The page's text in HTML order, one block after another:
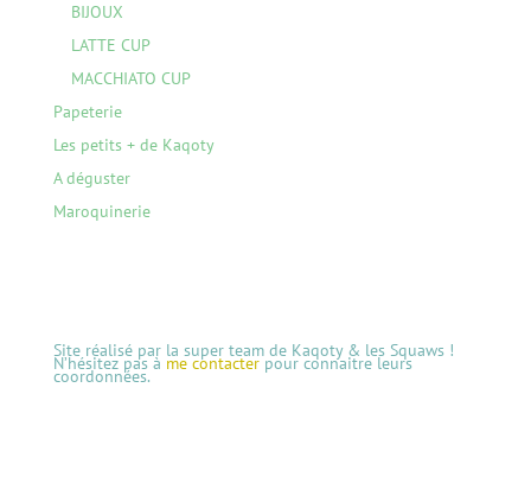
BIJOUX
LATTE CUP
MACCHIATO CUP
Papeterie
Les petits + de Kaqoty
A déguster
Maroquinerie
Site réalisé par la super team de Kaqoty & les Squaws !
N’hésitez pas à me contacterpour connaitre leurs
coordonnées.